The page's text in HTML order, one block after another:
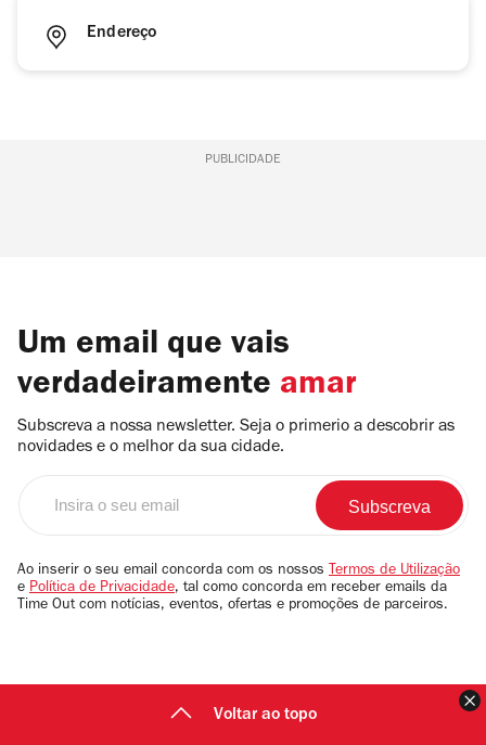
Endereço
PUBLICIDADE
Um email que vais
verdadeiramente amar
Subscreva a nossa newsletter. Seja o primerio a descobrir as
novidades e o melhor da sua cidade.
email
Ao inserir o seu email concorda com os nossos Termos de Utilização
e Política de Privacidade, tal como concorda em receber emails da
Time Out com notícias, eventos, ofertas e promoções de parceiros.
Voltar ao topo